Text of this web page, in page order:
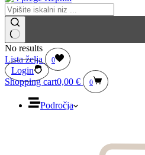
No results
Lista želja
0
Login
Shopping cart0,00 € 0
Področja